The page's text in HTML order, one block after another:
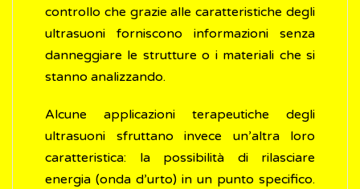
controllo che grazie alle caratteristiche degli
ultrasuoni forniscono informazioni senza
danneggiare le strutture o i materiali che si
stanno analizzando.
Alcune applicazioni terapeutiche degli
ultrasuoni sfruttano invece un’altra loro
caratteristica: la possibilità di rilasciare
energia (onda d’urto) in un punto specifico.